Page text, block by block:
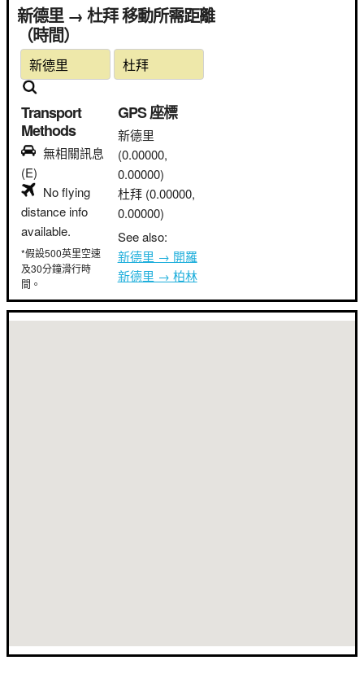
新德里 → 杜拜 移動所需距離
（時間）
Transport
Methods
無相關訊息
(E)
No flying
distance info
available.
*假設500英里空速
及30分鐘滑行時
間。
GPS 座標
新德里
(0.00000,
0.00000)
杜拜 (0.00000,
0.00000)
See also:
新德里 → 開羅
新德里 → 柏林